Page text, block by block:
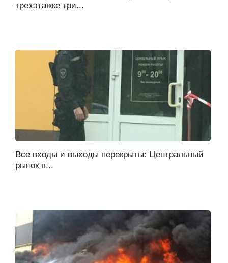
трехэтажке три...
Все входы и выходы перекрыты: Центральный
рынок в...